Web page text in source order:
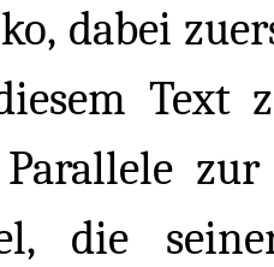
dabei
Text
zur
die